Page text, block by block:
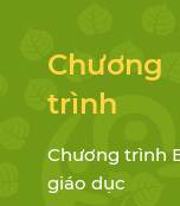
Chương
trình
Chương trình
giáo dục